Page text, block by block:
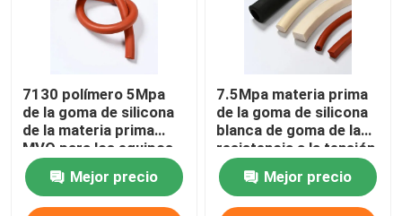
El caucho de silicona transparente
Caucho especial
ACM de goma
Color Masterbatch
7130 polímero 5Mpa
de la goma de silicona
de la materia prima
MVQ para los equipos
eléctricos
Mejor precio
7.5Mpa materia prima
de la goma de silicona
blanca de goma de la
resistencia a la tensión
MVQ
Mejor precio